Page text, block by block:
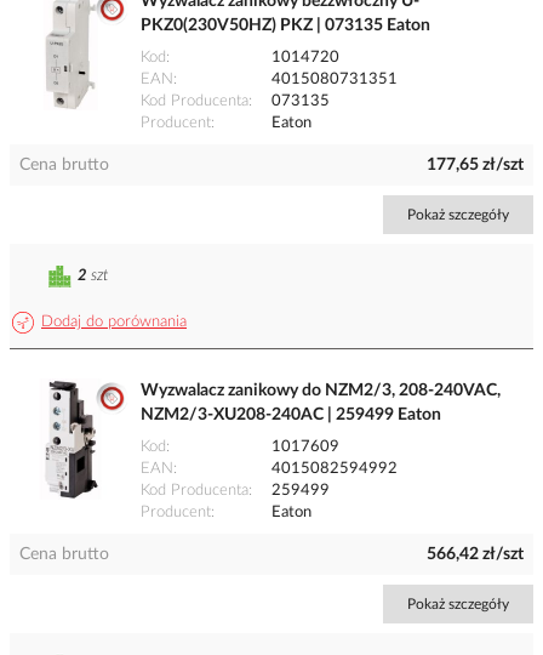
PKZ0(230V50HZ) PKZ | 073135 Eaton
Kod
1014720
EAN
4015080731351
Kod Producenta
073135
Producent
Eaton
Cena brutto 177,65 zł/szt
Pokaż szczegóły
Dodaj do porównania
2 szt
Wyzwalacz zanikowy do NZM2/3, 208-240VAC,
NZM2/3-XU208-240AC | 259499 Eaton
Kod
1017609
EAN
4015082594992
Kod Producenta
259499
Producent
Eaton
Cena brutto 566,42 zł/szt
Pokaż szczegóły